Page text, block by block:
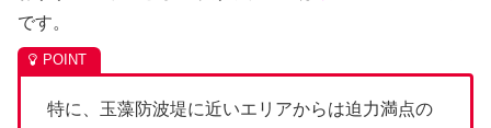
です。
特に、玉藻防波堤に近いエリアからは迫力満点の